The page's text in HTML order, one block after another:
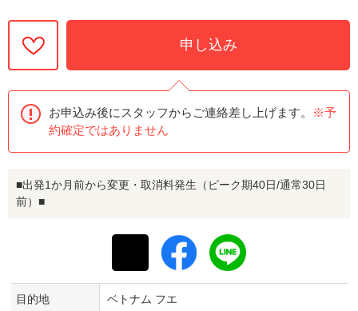
申し込み
お申込み後にスタッフからご連絡差し上げます。
※予
約確定ではありません
■出発1か月前から変更・取消料発生（ピーク期40日/通常30日
前）■
目的地 ベトナム フエ